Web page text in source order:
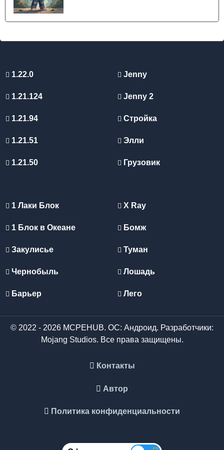
1.22.0
1.21.124
1.21.94
1.21.51
1.21.50
Jenny
Jenny 2
Стройка
Элли
Грузовик
1 Лаки Блок
1 Блок в Океане
Закулисье
Чернобыль
Барьер
X Ray
Бомж
Туман
Лошадь
Лего
© 2022 - 2026 MCPEHUB. ОС: Андроид. Разработчики:
Mojang Studios. Все права защищены.
Контакты
Автор
Политика конфиденциальности